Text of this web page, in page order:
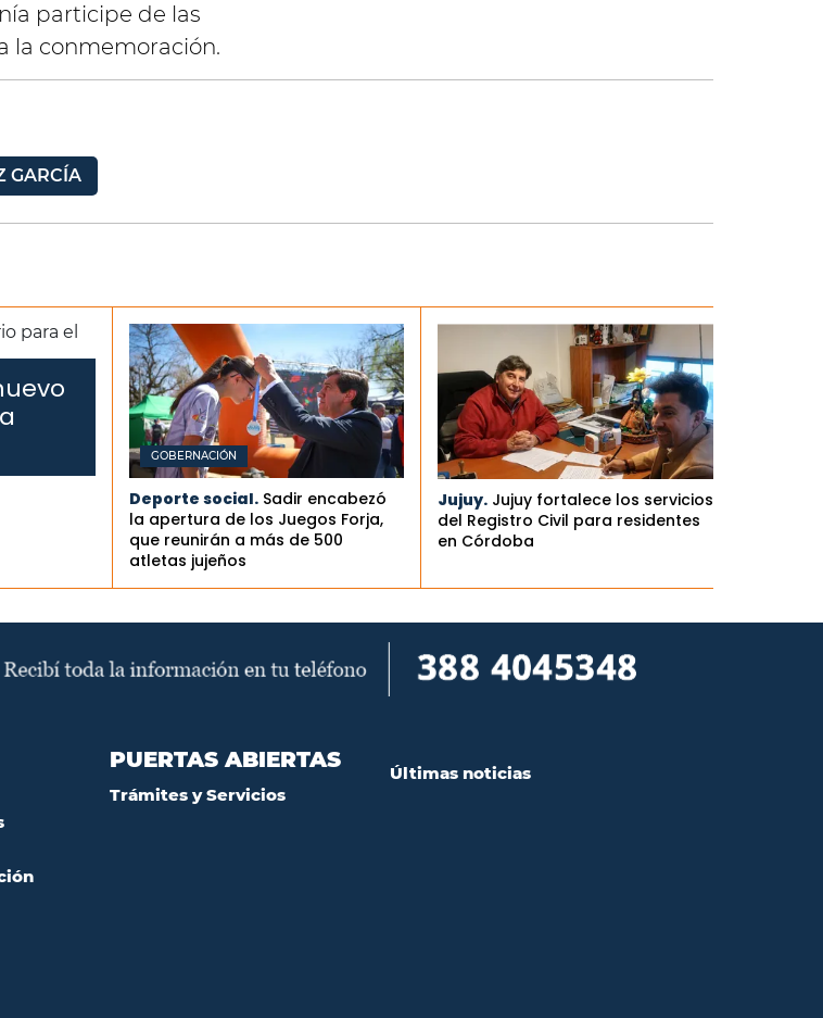
participe de las
la conmemoración.
GARCÍA
GOBERNACIÓN
Deporte social. Sadir encabezó
la apertura de los Juegos Forja,
que reunirán a más de 500
atletas jujeños
Jujuy. Jujuy fortalece los servicios
del Registro Civil para residentes
en Córdoba
PUERTAS ABIERTAS
Trámites y Servicios
Últimas noticias